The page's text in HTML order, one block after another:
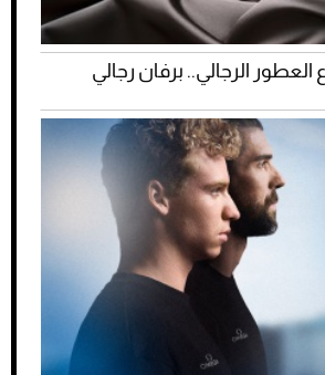
العطور الرجالي.. برفان رجالي